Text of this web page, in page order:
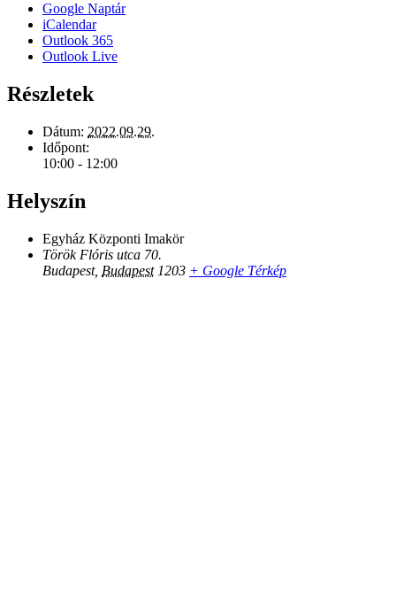
Google Naptár
iCalendar
Outlook 365
Outlook Live
Részletek
Dátum: 2022.09.29.
Időpont:
10:00 - 12:00
Helyszín
Egyház Központi Imakör
Török Flóris utca 70.
Budapest, Budapest 1203 + Google Térkép